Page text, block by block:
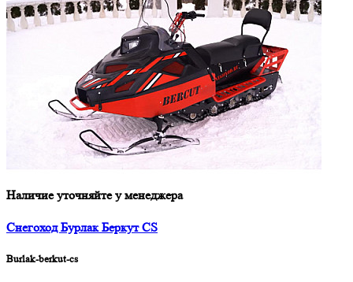
Наличие уточняйте у менеджера
Снегоход Бурлак Беркут CS
Burlak-berkut-cs